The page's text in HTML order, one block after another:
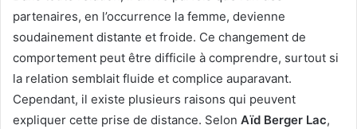
partenaires, en l’occurrence la femme, devienne
soudainement distante et froide. Ce changement de
comportement peut être difficile à comprendre, surtout si
la relation semblait fluide et complice auparavant.
Cependant, il existe plusieurs raisons qui peuvent
expliquer cette prise de distance. Selon Aïd Berger Lac,